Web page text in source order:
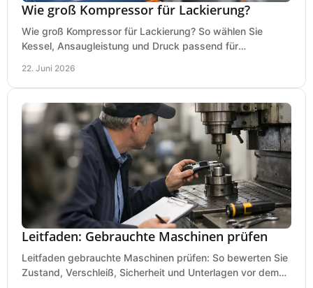
Wie groß Kompressor für Lackierung?
Wie groß Kompressor für Lackierung? So wählen Sie
Kessel, Ansaugleistung und Druck passend für
22. Juni 2026
Leitfaden: Gebrauchte Maschinen prüfen
Leitfaden gebrauchte Maschinen prüfen: So bewerten Sie
Zustand, Verschleiß, Sicherheit und Unterlagen vor dem